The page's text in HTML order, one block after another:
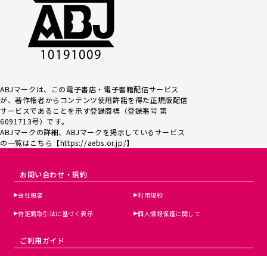
ABJマークは、この電子書店・電子書籍配信サービス
が、著作権者からコンテンツ使用許諾を得た正規版配信
サービスであるこ とを示す登録商標（登録番号 第
6091713号）です。
ABJマークの詳細、ABJマークを掲示しているサービス
の一覧はこちら【https://aebs.or.jp/】
お問い合わせ・規約
会社概要 利用規約
特定商取引法に基づく表示 個人情報保護に関して
ご利用ガイド